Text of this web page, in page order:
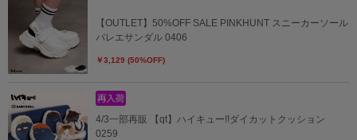
【OUTLET】50%OFF SALE PINKHUNT スニーカーソール
バレエサンダル 0406
￥3,129 (50%OFF)
4/3一部再販 【qt】ハイキュー!!ダイカットクッション
0259